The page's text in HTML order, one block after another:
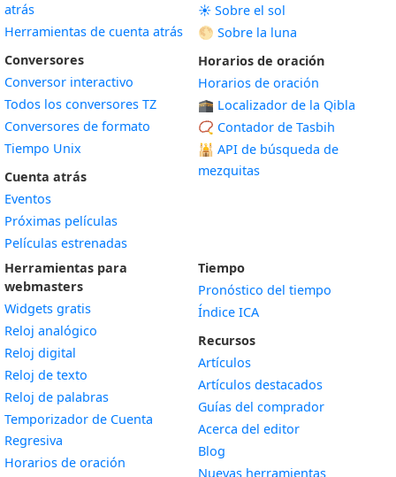
atrás
Herramientas de cuenta atrás
Conversores
Conversor interactivo
Todos los conversores TZ
Conversores de formato
Tiempo Unix
Cuenta atrás
Eventos
Próximas películas
Películas estrenadas
☀️ Sobre el sol
🌕 Sobre la luna
Horarios de oración
Horarios de oración
🕋 Localizador de la Qibla
📿 Contador de Tasbih
🕌 API de búsqueda de
mezquitas
Herramientas para
webmasters
Widgets gratis
Reloj analógico
Reloj digital
Reloj de texto
Reloj de palabras
Temporizador de Cuenta
Regresiva
Horarios de oración
Tiempo
Pronóstico del tiempo
Índice ICA
Recursos
Artículos
Artículos destacados
Guías del comprador
Acerca del editor
Blog
Nuevas herramientas